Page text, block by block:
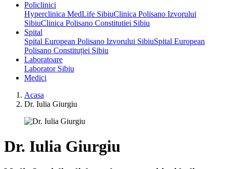
Policlinici
Hyperclinica MedLife SibiuClinica Polisano Izvorului
SibiuClinica Polisano Constitutiei Sibiu
Spital
Spital European Polisano Izvorului SibiuSpital European
Polisano Constituției Sibiu
Laboratoare
Laborator Sibiu
Medici
Acasa
Dr. Iulia Giurgiu
Dr. Iulia Giurgiu